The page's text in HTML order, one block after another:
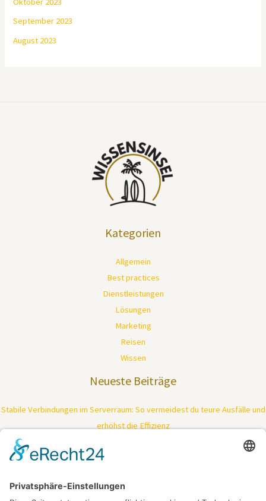
September 2023
August 2023
Kategorien
Allgemein
Best practices
Dienstleistungen
Lösungen
Marketing
Reisen
Wissen
Neueste Beiträge
Stabile Verbindungen im Serverraum: So vermeidest du teure Ausfälle und
erhöhst die Effizienz
Tiefenreinigung trifft Kraftpaket: So bringt moderne Technologie deine
Haut zurück in Bestform
Mimik ohne Kompromisse: Wie gezielte Muskelentspannung Falten